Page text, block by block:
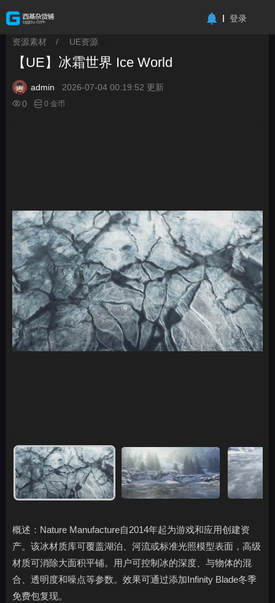
登录
资源素材 / UE资源
【UE】冰霜世界 Ice World
admin
2026-07-04 00:19:52 更新
0
0 金币
概述：Nature Manufacture自2014年起为游戏和应用创建资
产。该冰材质库可覆盖湖泊、河流或标准光照模型表面，高级
材质可消除大面积平铺。用户可控制冰的深度、与物体的混
合、透明度和噪点等参数。效果可通过添加Infinity Blade冬季
免费包复现。